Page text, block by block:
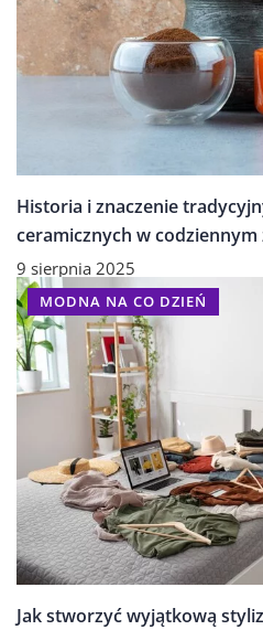
Historia i znaczenie
ceramicznych w codziennym
9 sierpnia 2025
MODNA NA CO DZIEŃ
Jak stworzyć wyjątkową